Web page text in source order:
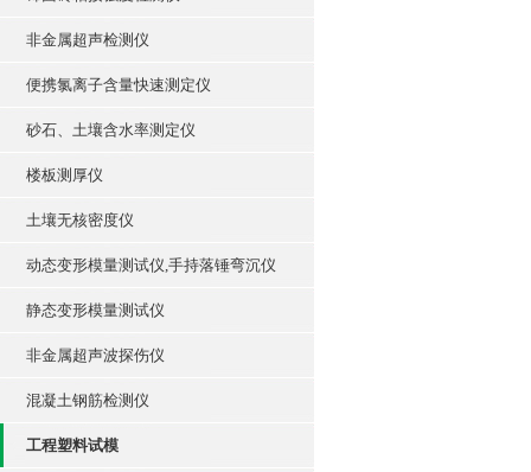
非金属超声检测仪
便携氯离子含量快速测定仪
砂石、土壤含水率测定仪
楼板测厚仪
土壤无核密度仪
动态变形模量测试仪,手持落锤弯沉仪
静态变形模量测试仪
非金属超声波探伤仪
混凝土钢筋检测仪
工程塑料试模